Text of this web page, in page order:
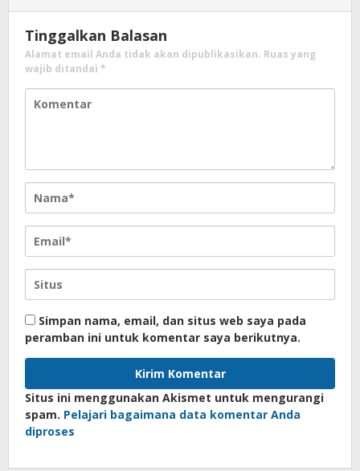
Tinggalkan Balasan
Alamat email Anda tidak akan dipublikasikan. Ruas yang
wajib ditandai *
Simpan nama, email, dan situs web saya pada
peramban ini untuk komentar saya berikutnya.
Situs ini menggunakan Akismet untuk mengurangi
spam. Pelajari bagaimana data komentar Anda
diproses